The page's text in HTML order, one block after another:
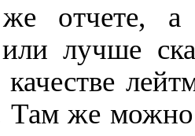
отчете, а
лучше
качестве
Там же можно